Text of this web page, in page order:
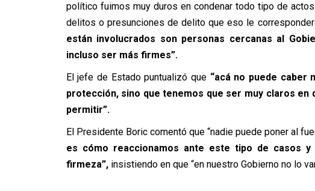
político fuimos muy duros en condenar todo tipo de
delitos o presunciones de delito que eso le
están involucrados son personas cercanas al
incluso ser más firmes”.
El jefe de Estado puntualizó que “acá no puede caber
protección, sino que tenemos que ser muy claros
permitir”.
El Presidente Boric comentó que “nadie puede poner al
es cómo reaccionamos ante este tipo de casos
firmeza”, insistiendo en que “en nuestro Gobierno no lo